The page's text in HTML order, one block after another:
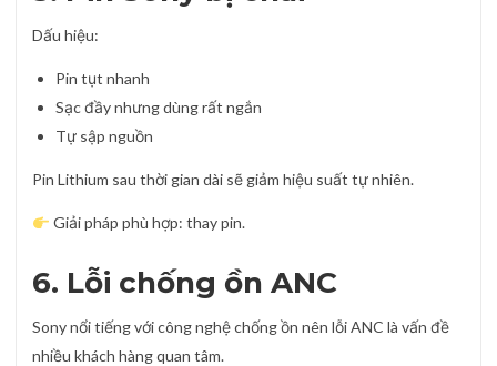
Dấu hiệu:
Pin tụt nhanh
Sạc đầy nhưng dùng rất ngắn
Tự sập nguồn
Pin Lithium sau thời gian dài sẽ giảm hiệu suất tự nhiên.
Giải pháp phù hợp: thay pin.
6. Lỗi chống ồn ANC
Sony nổi tiếng với công nghệ chống ồn nên lỗi ANC là vấn đề
nhiều khách hàng quan tâm.